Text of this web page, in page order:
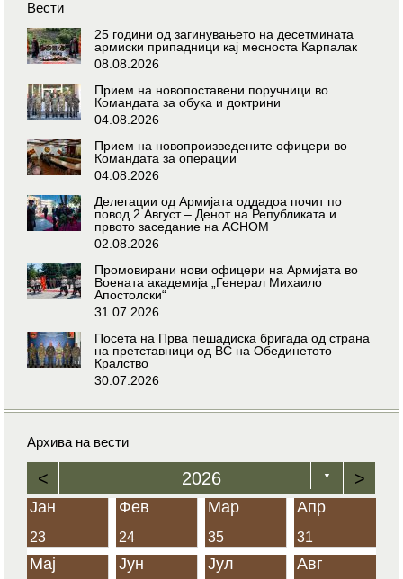
Вести
25 години од загинувањето на десетмината
армиски припадници кај месноста Карпалак
08.08.2026
Прием на новопоставени поручници во
Командата за обука и доктрини
04.08.2026
Прием на новопроизведените офицери во
Командата за операции
04.08.2026
Делегации од Армијата оддадоа почит по
повод 2 Август – Денот на Републиката и
првото заседание на АСНОМ
02.08.2026
Промовирани нови офицери на Армијата во
Воената академија „Генерал Михаило
Апостолски“
31.07.2026
Посета на Прва пешадиска бригада од страна
на претставници од ВС на Обединетото
Кралство
30.07.2026
Архива на вести
< 2026 ▼ >
Јан
23
Фев
24
Мар
35
Апр
31
Мај Јун Јул Авг